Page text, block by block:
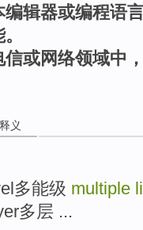
辑器或编程语
或网络领域中
义
多能级 multiple
多层 ...